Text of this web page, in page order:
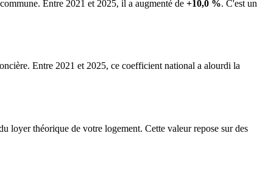
Entre 2021 et 2025, il a augmenté de +10,0 %. C'est un
Entre 2021 et 2025, ce coefficient national a alourdi la
loyer théorique de votre logement. Cette valeur repose sur des